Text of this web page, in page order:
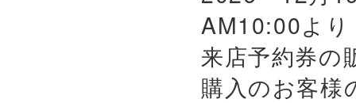
AM10:00よ
来店予約券の
購入のお客様